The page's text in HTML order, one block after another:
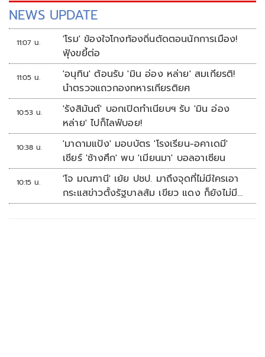
NEWS UPDATE
11:07 น.
'โรม' ข้องใจโกงท้องถิ่นตัดตอนนักการเมือง!
ฟุ้งขยี้ต่อ
11:05 น.
'อนุทิน' ต้อนรับ 'มิน อ่อง หล่าย' สมเกียรติ!
นำตรวจแถวกองทหารเกียรติยศ
10:53 น.
'รังสิมันต์' บอกเปิดทำเนียบฯ รับ 'มิน อ่อง
หล่าย' ไปก็ไลฟ์บอย!
10:38 น.
'มาดามแป้ง' มอบบัตร 'โรงเรียน-อคาเดมี'
เชียร์ 'ช้างศึก' พบ 'เมียนมา' บอลอาเซียน
10:15 น.
'โจ มณฑานี' เย้ย ปชป. มาถึงจุดที่ไม่มีใครเอา
กระแสข่าวตั้งรัฐบาลส้ม เขียว แดง ก็ยังไม่มีฟ้า
เลย